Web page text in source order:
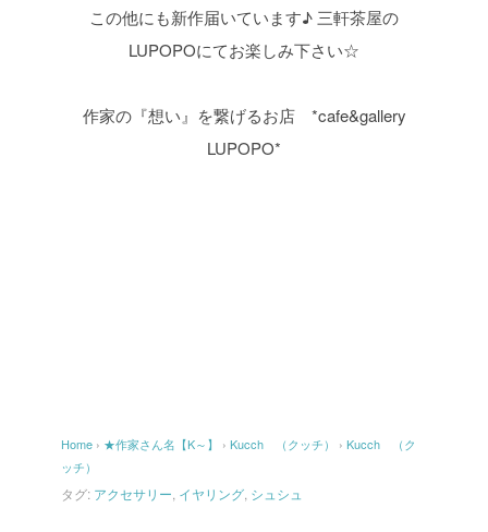
この他にも新作届いています♪ 三軒茶屋の
LUPOPOにてお楽しみ下さい☆
作家の『想い』を繋げるお店 *cafe&gallery
LUPOPO*
Home › ★作家さん名【K～】 › Kucch （クッチ） › Kucch （ク
ッチ）
タグ: アクセサリー イヤリング シュシュ